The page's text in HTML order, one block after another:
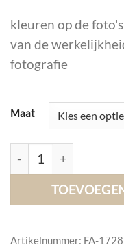
kleuren op de
van de
fotografie
Maat
Tweedelige Set
Artikelnummer: FA-1728